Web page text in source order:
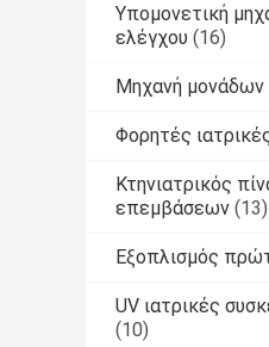
Υπομονετική
ελέγχου (16)
Μηχανή
Φορητές
Κτηνιατρικός
επεμβάσεων (13)
Εξοπλισμός
UV ιατρικές
(10)